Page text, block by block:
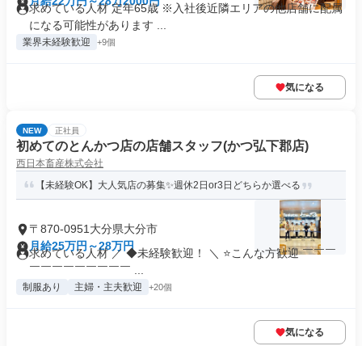
求めている人材 定年65歳 ※入社後近隣エリアの他店舗に配属
になる可能性があります ...
業界未経験歓迎 +9個
気になる
NEW 正社員
初めてのとんかつ店の店舗スタッフ(かつ弘下郡店)
西日本畜産株式会社
【未経験OK】大人気店の募集✨週休2日or3日どちらか選べる
〒870-0951大分県大分市
月給25万円～28万円
求めている人材 ／ ◆未経験歓迎！ ＼ ⭐こんな方歓迎 ￣￣￣
￣￣￣￣￣￣￣￣￣ ...
制服あり 主婦・主夫歓迎 +20個
気になる